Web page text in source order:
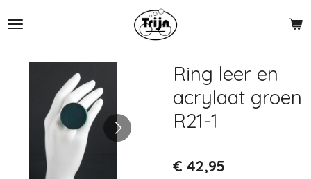
direct
hoofdinhoud
Ring leer en
acrylaat groen
R21-1
€ 42,95